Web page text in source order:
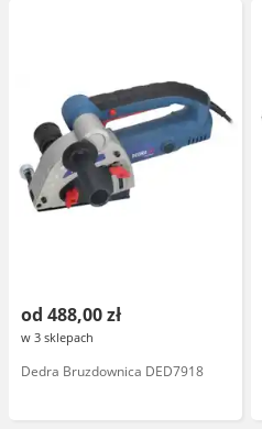
od 488,00 zł
w 3 sklepach
Dedra Bruzdownica DED7918